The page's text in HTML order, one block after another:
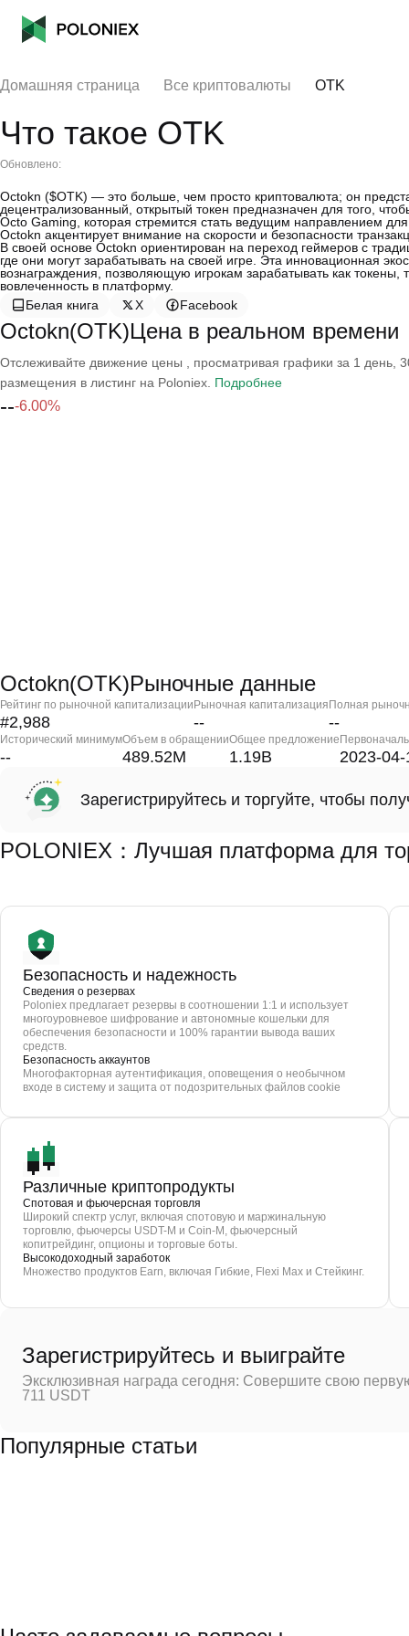
Домашняя страница Все криптовалюты OTK
Что такое OTK
Обновлено:
Octokn ($OTK) — это больше, чем просто криптовалюта; он
децентрализованный, открытый токен предназначен для того,
Octo Gaming, которая стремится стать ведущим направлением
Octokn акцентирует внимание на скорости и безопасности
В своей основе Octokn ориентирован на переход геймеров с
где они могут зарабатывать на своей игре. Эта инновационная
вознаграждения, позволяющую игрокам зарабатывать как
вовлеченность в платформу.
Белая книга
X Facebook
Octokn(OTK)Цена в реальном времени
Отслеживайте движение цены , просматривая графики за 1 день,
размещения в листинг на Poloniex. Подробнее
---6.00%
Octokn(OTK)Рыночные данные
Рейтинг по рыночной капитализации
#2,988
Рыночная капитализация
--
Полная
--
Исторический минимум
--
Объем в обращении
489.52M
Общее предложение
1.19B 2023-04-
Зарегистрируйтесь и торгуйте, чтобы
POLONIEX：Лучшая платформа для
Безопасность и надежность
Сведения о резервах
Poloniex предлагает резервы в соотношении 1:1 и использует
многоуровневое шифрование и автономные кошельки для
обеспечения безопасности и 100% гарантии вывода ваших
средств.
Безопасность аккаунтов
Многофакторная аутентификация, оповещения о необычном
входе в систему и защита от подозрительных файлов cookie
Различные криптопродукты
Спотовая и фьючерсная торговля
Широкий спектр услуг, включая спотовую и маржинальную
торговлю, фьючерсы USDT-M и Coin-M, фьючерсный
копитрейдинг, опционы и торговые боты.
Высокодоходный заработок
Множество продуктов Earn, включая Гибкие, Flexi Max и Стейкинг.
Зарегистрируйтесь и выиграйте
Эксклюзивная награда сегодня: Совершите свою
711 USDT
Популярные статьи